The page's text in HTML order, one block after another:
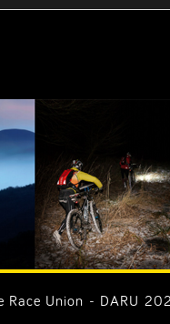
Union - DARU